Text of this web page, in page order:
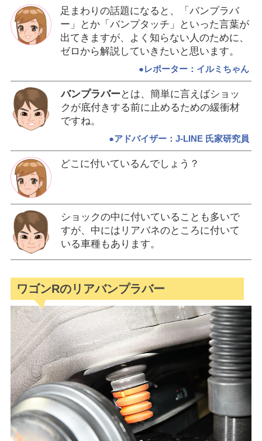
足まわりの話題になると、「バンプラバ
ー」とか「バンプタッチ」といった言葉が
出てきますが、よく知らない人のために、
ゼロから解説していきたいと思います。
●レポーター：イルミちゃん
バンプラバーとは、簡単に言えばショッ
クが底付きする前に止めるための緩衝材
ですね。
●アドバイザー：J-LINE 氏家研究員
どこに付いているんでしょう？
ショックの中に付いていることも多いで
すが、中にはリアバネのところに付いて
いる車種もあります。
ワゴンRのリアバンプラバー